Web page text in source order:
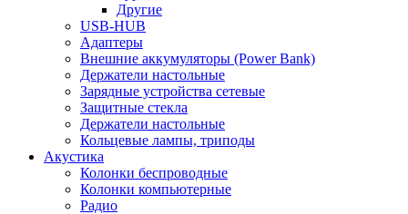
Другие
USB-HUB
Адаптеры
Внешние аккумуляторы (Power Bank)
Держатели настольные
Зарядные устройства сетевые
Защитные стекла
Держатели настольные
Кольцевые лампы, триподы
Акустика
Колонки беспроводные
Колонки компьютерные
Радио